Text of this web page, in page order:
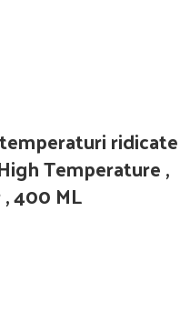
ridicate
Temperature ,
400 ML